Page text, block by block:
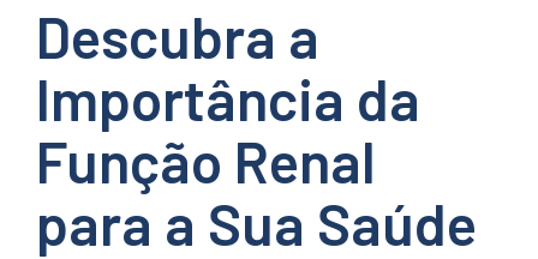
Descubra a
Importância da
Função Renal
para a Sua Saúde